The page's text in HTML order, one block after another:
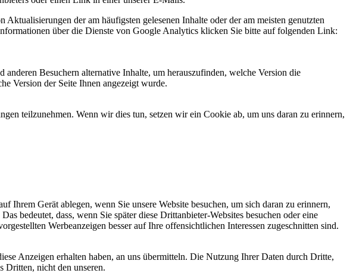
der am häufigsten gelesenen Inhalte oder der am meisten genutzten
über die Dienste von Google Analytics klicken Sie bitte auf folgenden Link:
Besuchern alternative Inhalte, um herauszufinden, welche Version die
Version der Seite Ihnen angezeigt wurde.
teilzunehmen. Wenn wir dies tun, setzen wir ein Cookie ab, um uns daran zu erinnern,
Gerät ablegen, wenn Sie unsere Website besuchen, um sich daran zu erinnern,
bedeutet, dass, wenn Sie später diese Drittanbieter-Websites besuchen oder eine
Werbeanzeigen besser auf Ihre offensichtlichen Interessen zugeschnitten sind.
Anzeigen erhalten haben, an uns übermitteln. Die Nutzung Ihrer Daten durch Dritte,
Dritten, nicht den unseren.